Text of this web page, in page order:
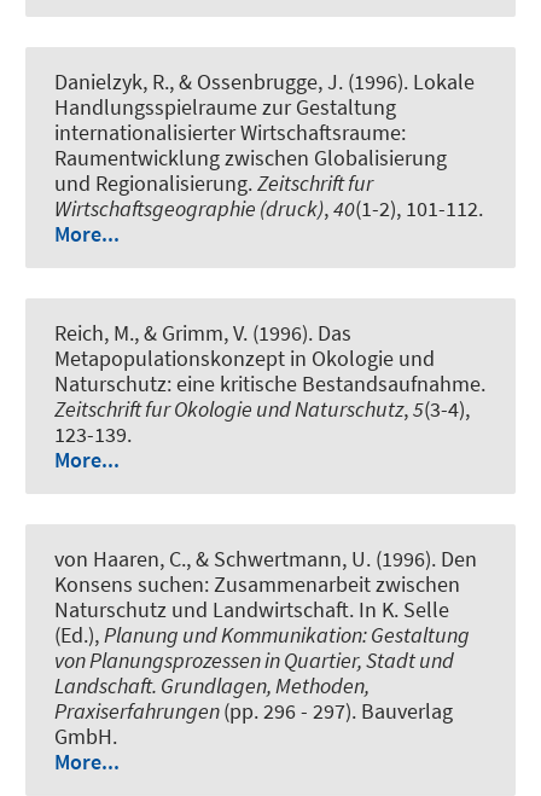
Danielzyk, R., & Ossenbrugge, J. (1996). Lokale
Handlungsspielraume zur Gestaltung
internationalisierter Wirtschaftsraume:
Raumentwicklung zwischen Globalisierung
und Regionalisierung.Zeitschrift fur
Wirtschaftsgeographie (druck),40(1-2), 101-112.
More...
Reich, M., & Grimm, V. (1996). Das
Metapopulationskonzept in Okologie und
Naturschutz: eine kritische Bestandsaufnahme.
Zeitschrift fur Okologie und Naturschutz,5(3-4),
123-139.
More...
von Haaren, C., & Schwertmann, U. (1996). Den
Konsens suchen: Zusammenarbeit zwischen
Naturschutz und Landwirtschaft. In K. Selle
(Ed.),Planung und Kommunikation: Gestaltung
von Planungsprozessen in Quartier, Stadt und
Landschaft. Grundlagen, Methoden,
Praxiserfahrungen(pp. 296 - 297). Bauverlag
GmbH.
More...